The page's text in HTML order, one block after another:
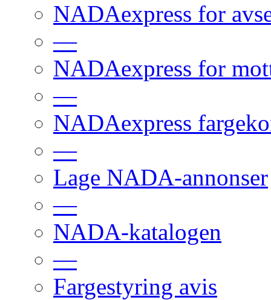
NADAexpress for
—
NADAexpress for
—
NADAexpress
—
Lage NADA-annonser
—
NADA-katalogen
—
Fargestyring avis